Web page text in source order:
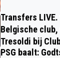
Transfers
Belgische
Tresoldi bij
PSG baalt: